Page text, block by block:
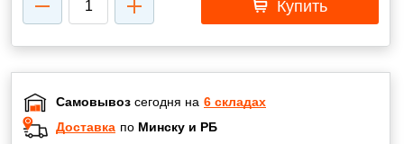
Купить
Самовывоз сегодня на 6 складах
Доставка по Минску и РБ